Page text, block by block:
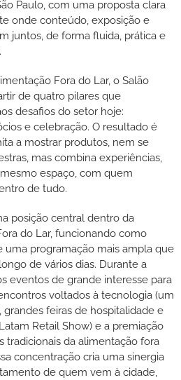
Paulo, com uma proposta clara
onde conteúdo, exposição e
juntos, de forma fluida, prática e
Fora do Lar, o Salão
de quatro pilares que
desafios do setor hoje:
e celebração. O resultado é
a mostrar produtos, nem se
mas combina experiências,
espaço, com quem
de tudo.
posição central dentro da
do Lar, funcionando como
programação mais ampla que
de vários dias. Durante a
eventos de grande interesse para
voltados à tecnologia (um
feiras de hospitalidade e
Retail Show) e a premiação
tradicionais da alimentação fora
concentração cria uma sinergia
de quem vem à cidade,